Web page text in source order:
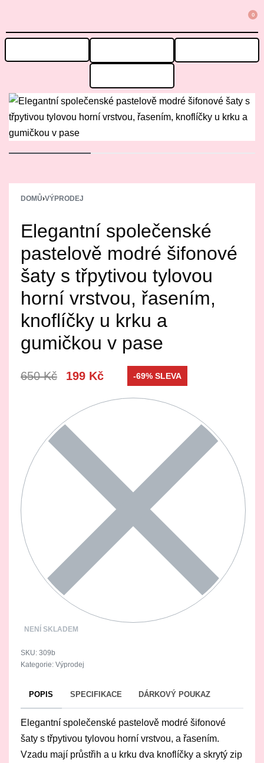
0
DOMŮ›VÝPRODEJ
Elegantní společenské
pastelově modré šifonové
šaty s třpytivou tylovou
horní vrstvou, řasením,
knoflíčky u krku a
gumičkou v pase
650Kč 199 Kč -69% SLEVA
NENÍ SKLADEM
309b
Kategorie: Výprodej
POPIS SPECIFIKACE DÁRKOVÝ POUKAZ
Elegantní společenské pastelově modré šifonové
šaty s třpytivou tylovou horní vrstvou, a řasením.
Vzadu mají průstřih a u krku dva knoflíčky a skrytý zip